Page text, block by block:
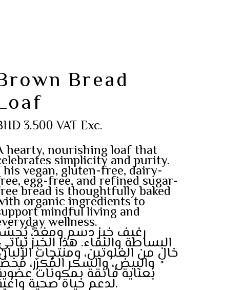
Bread
3.500VAT Exc.
hearty, nourishing loaf that
simplicity and purity.
vegan, gluten-free, dairy-
egg-free, and refined sugar-
bread is thoughtfully baked
organic ingredients to
mindful living and
wellness.
رغيف خبز دسم ومغذٍّ،
البساطة والنقاء. هذا الخبز
خالٍ من الغلوتين، ومنتجات
والبيض، والسكر المُكرّر،
بعناية فائقة بمكونات
لدعم حياة صحية واعية.